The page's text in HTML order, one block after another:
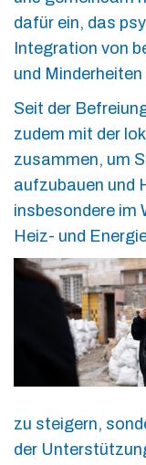
dafür ein, das
Integration von
und
Seit der
zudem mit der
zusammen, um
aufzubauen und
insbesondere im
Heiz- und
zu steigern,
der